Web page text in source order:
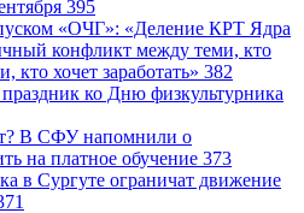
395
«ОЧГ»: «Деление КРТ Ядра
конфликт между теми, кто
кто хочет заработать» 382
ко Дню физкультурника
В СФУ напомнили о
на платное обучение 373
в Сургуте ограничат движение